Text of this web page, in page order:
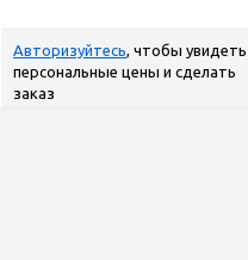
Авторизуйтесь, чтобы увидеть
персональные цены и сделать
заказ